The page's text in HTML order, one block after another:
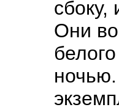
сбоку,
Они